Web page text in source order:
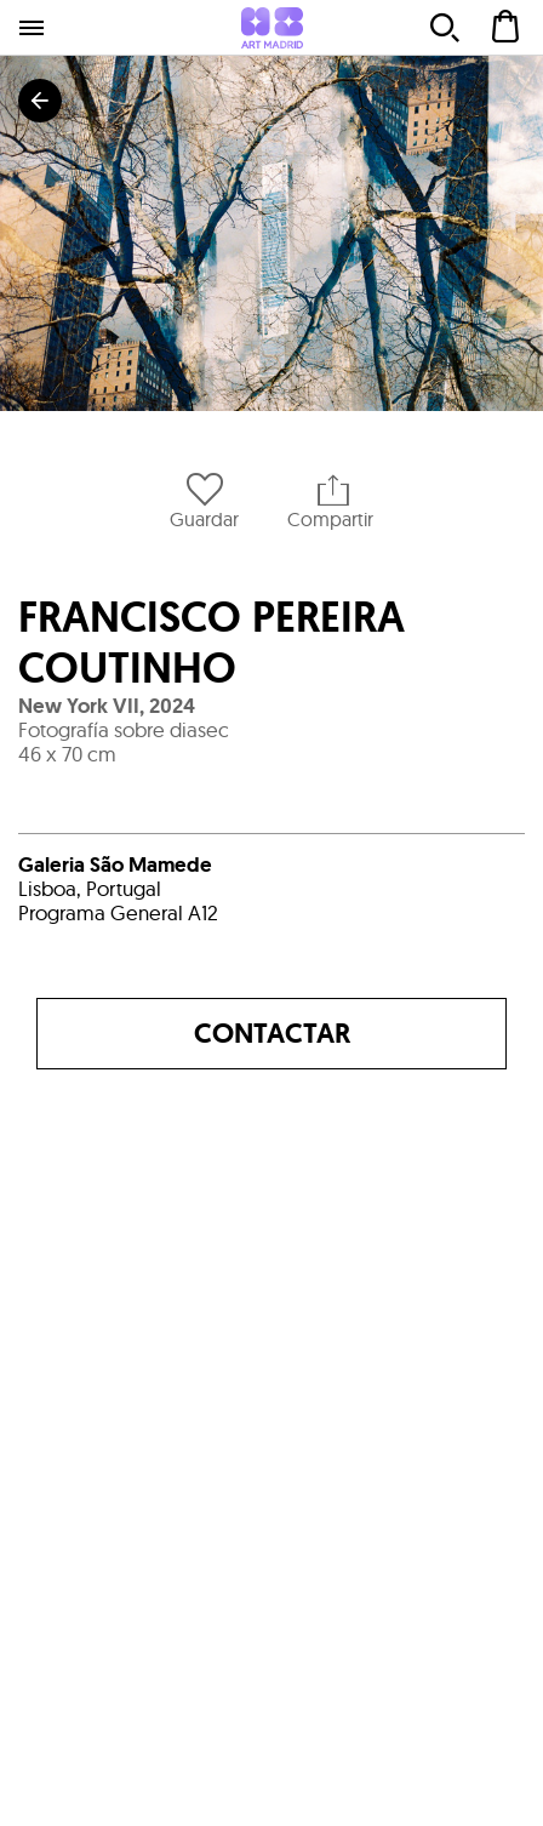
Guardar Compartir
FRANCISCO PEREIRA
COUTINHO
New York VII,2024
Fotografía sobre diasec
46 x 70 cm
Galeria São Mamede
Lisboa, Portugal
Programa General A12
CONTACTAR